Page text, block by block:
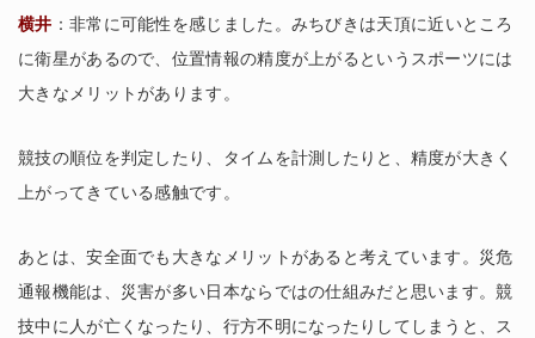
横井 ：非常に可能性を感じました。みちびきは天頂に近いところ
に衛星があるので、位置情報の精度が上がるというスポーツには
大きなメリットがあります。
競技の順位を判定したり、タイムを計測したりと、精度が大きく
上がってきている感触です。
あとは、安全面でも大きなメリットがあると考えています。災危
通報機能は、災害が多い日本ならではの仕組みだと思います。競
技中に人が亡くなったり、行方不明になったりしてしまうと、ス